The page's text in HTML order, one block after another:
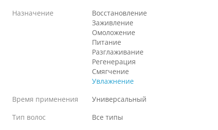
Назначение
Восстановление
Заживление
Омоложение
Питание
Разглаживание
Регенерация
Смягчение
Увлажнение
Время применения
Универсальный
Тип волос
Все типы